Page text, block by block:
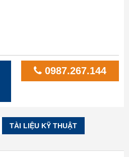
0987.267.144
TÀI LIỆU KỸ THUẬT